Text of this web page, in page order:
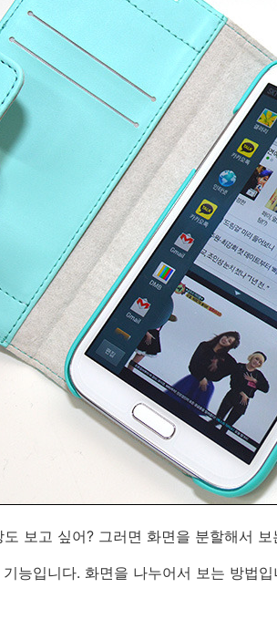
보고 싶어? 그러면 화면을 분할해서 보
능입니다. 화면을 나누어서 보는 방법